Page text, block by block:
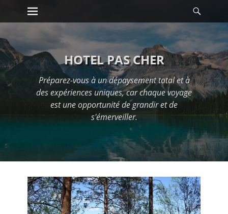
Passer
au
Premier menu
HOTEL PAS CHER
Préparez-vous à un dépaysement total et à
des expériences uniques, car chaque voyage
est une opportunité de grandir et de
s'émerveiller.